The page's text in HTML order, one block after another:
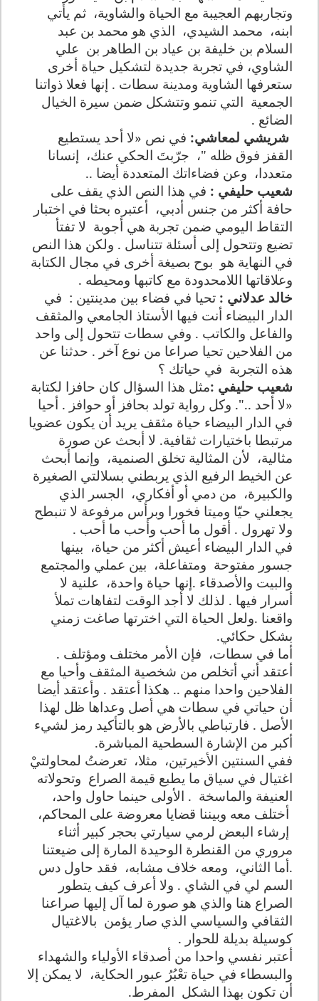
وتجاربهم العجيبة مع الحياة والشاوية، ثم يأتي
ابنه، محمد الشيدي، الذي هو محمد بن عبد
السلام بن خليفة بن عياد بن الطاهر بن علي
الشاوي، في تجربة جديدة لتشكيل حياة أخرى
ستعرفها الشاوية ومدينة سطات . إنها فعلا ذواتنا
الجمعية التي تنمو وتتشكل ضمن سيرة الخيال
الضائع .
شريشي لمعاشي: في نص «لا أحد يستطيع
القفز فوق ظله "، جرّبتَ الحكي عنك، إنسانا
متعددا، وعن فضاءاتك المتعددة أيضا ..
شعيب حليفي : في هذا النص الذي يقف على
حافة أكثر من جنس أدبي، أعتبره بحثا في اختبار
التقاط اليومي ضمن تجربة هي أجوبة لا تفتأ
تضيع وتتحول إلى أسئلة تتناسل . ولكن هذا النص
في النهاية هو بوح بصيغة أخرى في مجال الكتابة
وعلاقاتها اللامحدودة مع كاتبها ومحيطه .
خالد عدلاني : تحيا في فضاء بين مدينتين : في
الدار البيضاء أنت فيها الأستاذ الجامعي والمثقف
والفاعل والكاتب . وفي سطات تتحول إلى واحد
من الفلاحين تحيا صراعا من نوع آخر . حدثنا عن
هذه التجربة في حياتك ؟
شعيب حليفي :مثل هذا السؤال كان حافزا لكتابة
«لا أحد ..". وكل رواية تولد بحافز أو حوافز . أحيا
في الدار البيضاء حياة مثقف يريد أن يكون عضويا
مرتبطا باختيارات ثقافية. لا أبحث عن صورة
مثالية، لأن المثالية تخلق الصنمية، وإنما أبحث
عن الخيط الرفيع الذي يربطني بسلالتي الصغيرة
والكبيرة، من دمي أو أفكاري، الجسر الذي
يجعلني حيّا وميتا فخورا وبرأس مرفوعة لا تنبطح
ولا تهرول . أقول ما أحب وأحب ما أحب .
في الدار البيضاء أعيش أكثر من حياة، بينها
جسور مفتوحة ومتفاعلة، بين عملي والمجتمع
والبيت والأصدقاء .إنها حياة واحدة، علنية لا
أسرار فيها . لذلك لا أجد الوقت لتفاهات تملأ
واقعنا .ولعل الحياة التي اخترتها صاغت زمني
بشكل حكائي.
أما في سطات، فإن الأمر مختلف ومؤتلف .
أعتقد أني أتخلص من شخصية المثقف وأحيا مع
الفلاحين واحدا منهم .. هكذا أعتقد . وأعتقد أيضا
أن حياتي في سطات هي أصل وعداها ظل لهذا
الأصل . فارتباطي بالأرض هو بالتأكيد رمز لشيء
أكبر من الإشارة السطحية المباشرة.
ففي السنتين الأخيرتين، مثلا، تعرضتُ لمحاولتيْ
اغتيال في سياق ما يطبع قيمة الصراع وتحولاته
العنيفة والماسخة . الأولى حينما حاول واحد،
أختلف معه وبيننا قضايا معروضة على المحاكم،
إرشاء البعض لرمي سيارتي بحجر كبير أثناء
مروري من القنطرة الوحيدة المارة إلى ضيعتنا
.أما الثاني، ومعه خلاف مشابه، فقد حاول دس
السم لي في الشاي . ولا أعرف كيف يتطور
الصراع هنا والذي هو صورة لما آل إليها صراعنا
الثقافي والسياسي الذي صار يؤمن بالاغتيال
كوسيلة بديلة للحوار .
أعتبر نفسي واحدا من أصدقاء الأولياء والشهداء
والبسطاء في حياة تعْبُرُ عبور الحكاية، لا يمكن إلا
أن تكون بهذا الشكل المفرط.